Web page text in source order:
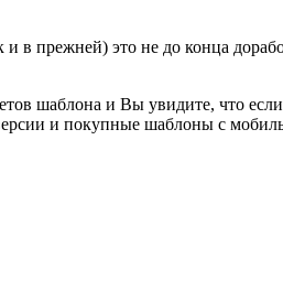
в прежней) это не до конца
шаблона и Вы увидите, что
и покупные шаблоны с